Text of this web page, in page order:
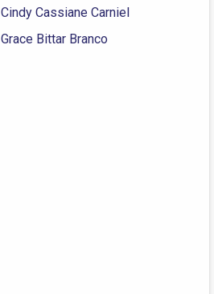
Cindy Cassiane Carniel
Grace Bittar Branco